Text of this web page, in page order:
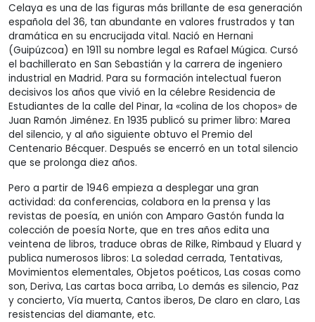
Celaya es una de las figuras más brillante de esa generación
española del 36, tan abundante en valores frustrados y tan
dramática en su encrucijada vital. Nació en Hernani
(Guipúzcoa) en 1911 su nombre legal es Rafael Múgica. Cursó
el bachillerato en San Sebastián y la carrera de ingeniero
industrial en Madrid. Para su formación intelectual fueron
decisivos los años que vivió en la célebre Residencia de
Estudiantes de la calle del Pinar, la «colina de los chopos» de
Juan Ramón Jiménez. En 1935 publicó su primer libro: Marea
del silencio, y al año siguiente obtuvo el Premio del
Centenario Bécquer. Después se encerró en un total silencio
que se prolonga diez años.
Pero a partir de 1946 empieza a desplegar una gran
actividad: da conferencias, colabora en la prensa y las
revistas de poesía, en unión con Amparo Gastón funda la
colección de poesía Norte, que en tres años edita una
veintena de libros, traduce obras de Rilke, Rimbaud y Eluard y
publica numerosos libros: La soledad cerrada, Tentativas,
Movimientos elementales, Objetos poéticos, Las cosas como
son, Deriva, Las cartas boca arriba, Lo demás es silencio, Paz
y concierto, Vía muerta, Cantos iberos, De claro en claro, Las
resistencias del diamante, etc.